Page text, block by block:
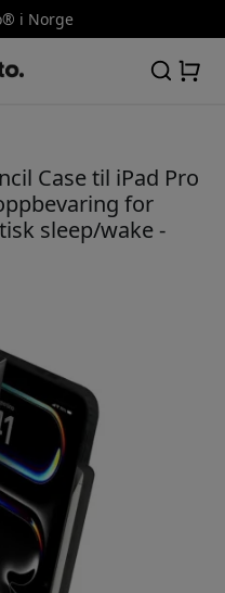
i Norge
Case til iPad Pro
for
sleep/wake -